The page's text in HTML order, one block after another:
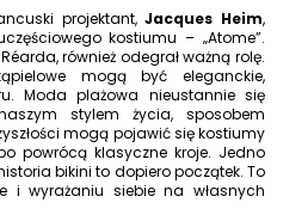
projektant,Jacques Heim,
kostiumu – „Atome”.
również odegrał ważną rolę.
mogą być eleganckie,
Moda plażowa nieustannie się
stylem życia, sposobem
mogą pojawić się kostiumy
powrócą klasyczne kroje. Jedno
bikini to dopiero początek. To
i wyrażaniu siebie na własnych